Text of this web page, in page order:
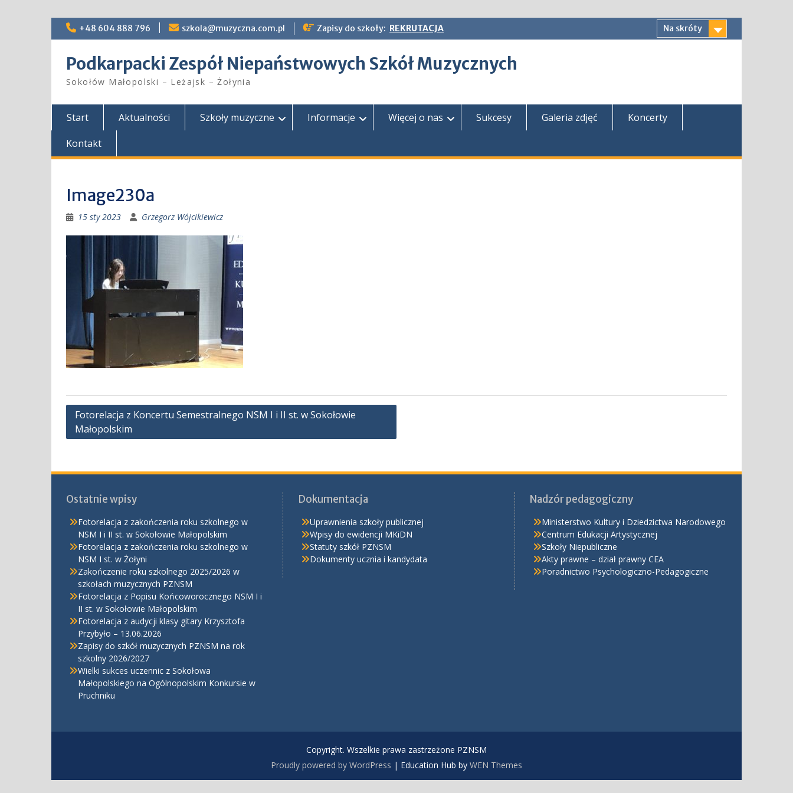
Skip
+48 604 888 796 szkola@muzyczna.com.pl Zapisy do szkoły: REKRUTACJA Na skróty
Podkarpacki Zespół Niepaństwowych Szkół Muzycznych
Sokołów Małopolski – Leżajsk – Żołynia
Start Aktualności Szkoły muzyczne Informacje Więcej o nas Sukcesy Galeria zdjęć
Koncerty
Kontakt
Image230a
15 sty 2023 Grzegorz Wójcikiewicz
Nawigacja
wpisu
Fotorelacja z Koncertu Semestralnego NSM I i II st. w Sokołowie
Małopolskim
Ostatnie wpisy
Fotorelacja z zakończenia roku szkolnego w
NSM I i II st. w Sokołowie Małopolskim
Fotorelacja z zakończenia roku szkolnego w
NSM I st. w Żołyni
Zakończenie roku szkolnego 2025/2026 w
szkołach muzycznych PZNSM
Fotorelacja z Popisu Końcoworocznego NSM I i
II st. w Sokołowie Małopolskim
Fotorelacja z audycji klasy gitary Krzysztofa
Przybyło – 13.06.2026
Zapisy do szkół muzycznych PZNSM na rok
szkolny 2026/2027
Wielki sukces uczennic z Sokołowa
Małopolskiego na Ogólnopolskim Konkursie w
Pruchniku
Dokumentacja
Uprawnienia szkoły publicznej
Wpisy do ewidencji MKiDN
Statuty szkół PZNSM
Dokumenty ucznia i kandydata
Nadzór pedagogiczny
Ministerstwo Kultury i Dziedzictwa Narodowego
Centrum Edukacji Artystycznej
Szkoły Niepubliczne
Akty prawne – dział prawny CEA
Poradnictwo Psychologiczno-Pedagogiczne
Copyright. Wszelkie prawa zastrzeżone PZNSM
Proudly powered by WordPress | Education Hub by WEN Themes